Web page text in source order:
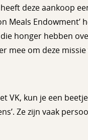
deze aankoop
Meals Endowment’
honger hebben
mee om deze
VK, kun je een
Ze zijn vaak